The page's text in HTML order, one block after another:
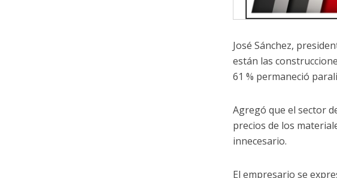
José Sánchez,
están las
61 % permaneció
Agregó que el sector
precios de los
innecesario.
El empresario se